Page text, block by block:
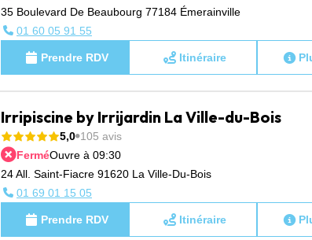
35 Boulevard De Beaubourg 77184 Émerainville
01 60 05 91 55
Prendre RDV Itinéraire
Irripiscine by Irrijardin La Ville-du-Bois
5,0 105 avis
FerméOuvre à 09:30
24 All. Saint-Fiacre 91620 La Ville-Du-Bois
01 69 01 15 05
Prendre RDV Itinéraire